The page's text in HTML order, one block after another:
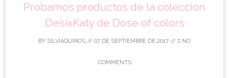
Probamos productos de la colección
DesixKaty de Dose of colors
BY SILVIAQUIROS // 07 DE SEPTIEMBRE DE 2017 // NO
COMMENTS